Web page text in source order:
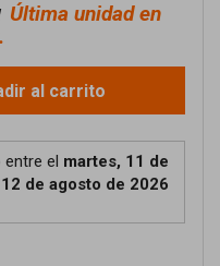
Última unidad en
al carrito
entre el martes, 11 de
de agosto de 2026